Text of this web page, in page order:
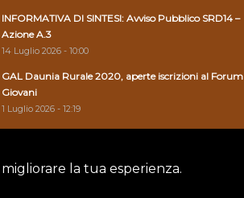
la tua esperienza.
INFORMATIVA DI SINTESI: Avviso Pubblico SRD14 –
Azione A.3
14 Luglio 2026 - 10:00
GAL Daunia Rurale 2020, aperte iscrizioni al Forum
Giovani
1 Luglio 2026 - 12:19